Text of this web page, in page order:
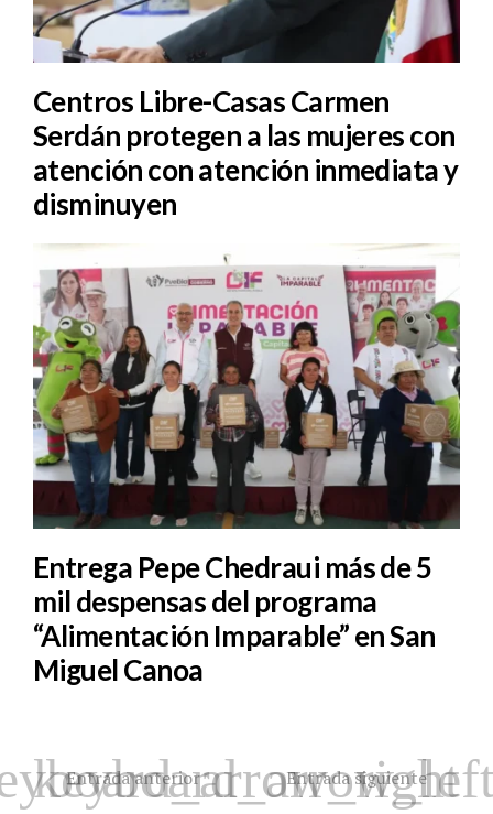
Centros Libre-Casas Carmen
Serdán protegen a las mujeres con
atención con atención inmediata y
disminuyen
Entrega Pepe Chedraui más de 5
mil despensas del programa
“Alimentación Imparable” en San
Miguel Canoa
Entrada anterior Entrada siguiente